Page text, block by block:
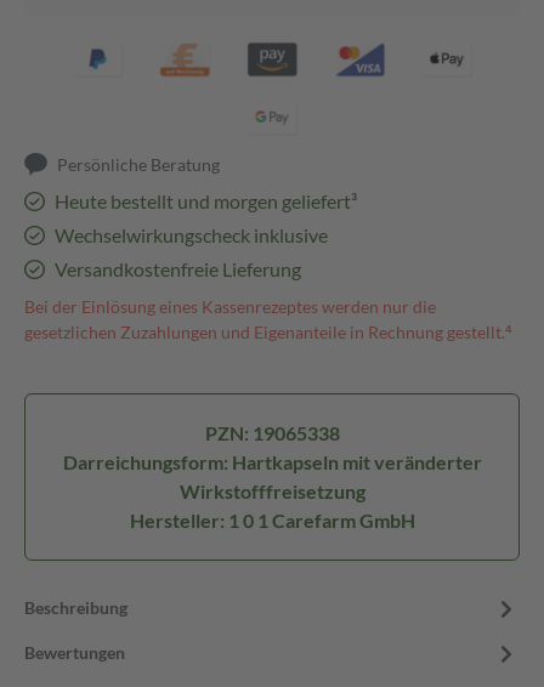
Persönliche Beratung
Heute bestellt und morgen geliefert³
Wechselwirkungscheck inklusive
Versandkostenfreie Lieferung
Bei der Einlösung eines Kassenrezeptes werden nur die
gesetzlichen Zuzahlungen und Eigenanteile in Rechnung gestellt.⁴
PZN: 19065338
Darreichungsform: Hartkapseln mit veränderter
Wirkstofffreisetzung
Hersteller: 1 0 1 Carefarm GmbH
Beschreibung
Bewertungen